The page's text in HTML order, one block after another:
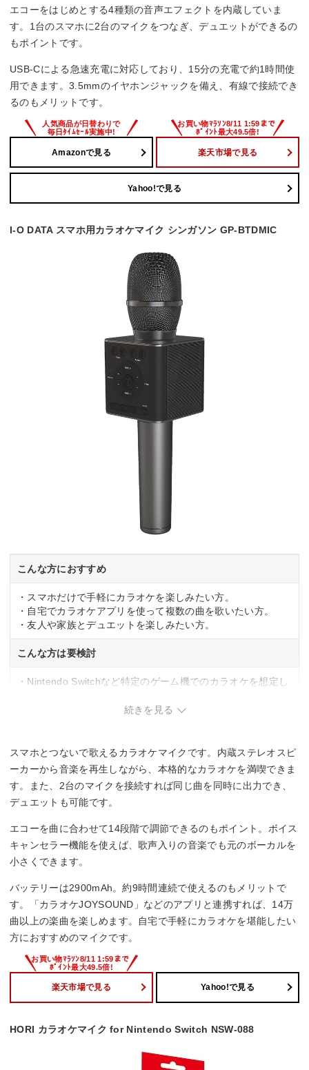
エコーをはじめとする4種類の音声エフェクトを内蔵していま
す。1台のスマホに2台のマイクをつなぎ、デュエットができるの
もポイントです。
USB-Cによる急速充電に対応しており、15分の充電で約1時間使
用できます。3.5mmのイヤホンジャックを備え、有線で接続でき
るのもメリットです。
Amazonで見る 楽天市場で見る
Yahoo!で見る
I-O DATA スマホ用カラオケマイク シンガソン GP-BTDMIC
こんな方におすすめ
・スマホだけで手軽にカラオケを楽しみたい方。
・自宅でカラオケアプリを使って複数の曲を歌いたい方。
・友人や家族とデュエットを楽しみたい方。
こんな方は要検討
・Nintendo Switchなど特定のゲーム機でのカラオケを想定し
・有線接続が必須の方。続きを見る
スマホとつないで歌えるカラオケマイクです。内蔵ステレオスピ
ーカーから音楽を再生しながら、本格的なカラオケを満喫できま
す。また、2台のマイクを接続すれば同じ曲を同時に出力でき、
デュエットも可能です。
エコーを曲に合わせて14段階で調節できるのもポイント。ボイス
キャンセラー機能を使えば、歌声入りの音楽でも元のボーカルを
小さくできます。
バッテリーは2900mAh。約9時間連続で使えるのもメリットで
す。「カラオケJOYSOUND」などのアプリと連携すれば、14万
曲以上の楽曲を楽しめます。自宅で手軽にカラオケを堪能したい
方におすすめのマイクです。
楽天市場で見る Yahoo!で見る
HORI カラオケマイク for Nintendo Switch NSW-088